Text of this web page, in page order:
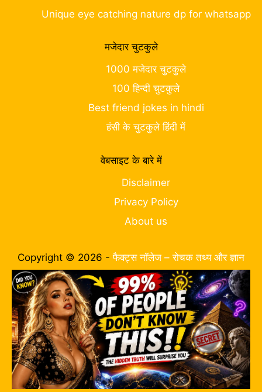
Unique eye catching nature dp for whatsapp
मजेदार चुटकुले
1000 मजेदार चुटकुले
100 हिन्दी चुटकुले
Best friend jokes in hindi
हंसी के चुटकुले हिंदी में
वेबसाइट के बारे में
Disclaimer
Privacy Policy
About us
Copyright © 2026 -फैक्ट्स नॉलेज – रोचक तथ्य और ज्ञान